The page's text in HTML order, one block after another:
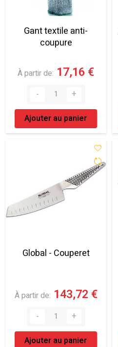
Gant textile anti-
coupure
À partir de 17,16 €
Ajouter au panier
Global - Couperet
À partir de 143,72 €
Ajouter au panier